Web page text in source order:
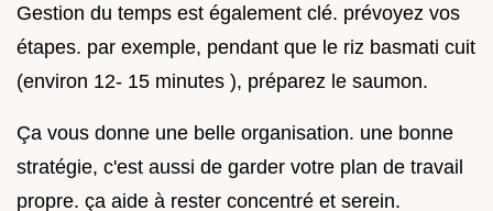
Gestion du temps est également clé. prévoyez vos
étapes. par exemple, pendant que le riz basmati cuit
(environ 12- 15 minutes ), préparez le saumon.
Ça vous donne une belle organisation. une bonne
stratégie, c'est aussi de garder votre plan de travail
propre. ça aide à rester concentré et serein.